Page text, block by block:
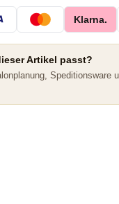
Klarna.
Artikel passt?
Speditionsware